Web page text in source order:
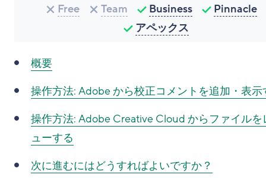
Free Team Business
Pinnacle
アペックス
概要
操作方法: Adobe から校正コメントを追加・表示
操作方法: Adobe Creative Cloud からファイルを
ューする
次に進むにはどうすればよいですか？